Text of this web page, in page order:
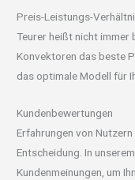
Preis-Leistungs-
Teurer heißt nicht immer
Konvektoren das beste
das optimale Modell für
Kundenbewertungen
Erfahrungen von
Entscheidung. In
Kundenmeinungen, um